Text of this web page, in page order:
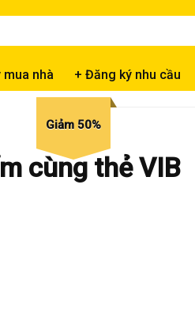
mua nhà + Đăng ký nhu cầu
Giảm 50%
cùng thẻ VIB